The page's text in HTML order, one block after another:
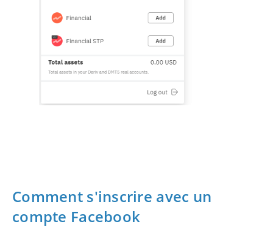
Comment s'inscrire avec un
compte Facebook